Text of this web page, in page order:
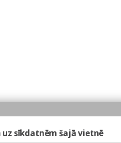
uz sīkdatnēm šajā vietnē